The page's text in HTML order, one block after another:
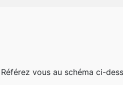
Référez vous au schéma ci-